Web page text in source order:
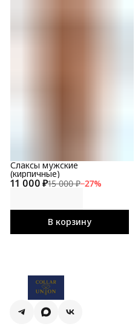
11 000 ₽15 000 ₽−27%
Слаксы мужские
(кирпичные)
В корзину